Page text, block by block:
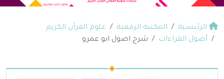
الرئيسية المكتبة الرقمية
علوم القرآن الكريم
أصول القراءات
شرح اصول ابو عمرو